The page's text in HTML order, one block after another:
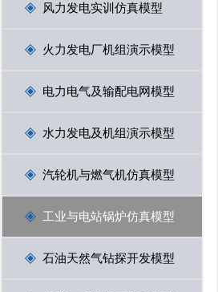
风力发电实训仿真模型
火力发电厂机组演示模型
电力电气及输配电网模型
水力发电及机组演示模型
汽轮机与燃气机仿真模型
工业与电站锅炉仿真模型
石油天然气钻探开发模型